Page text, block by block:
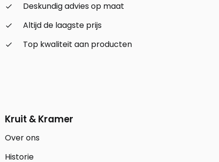
check_small
Deskundig advies op maat
check_small
Altijd de laagste prijs
check_small
Top kwaliteit aan producten
Kruit & Kramer
Over ons
Historie